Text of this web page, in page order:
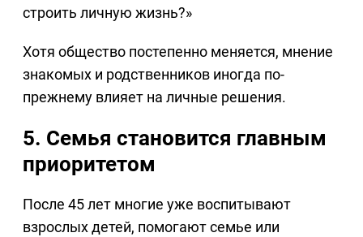
строить личную жизнь?»
Хотя общество постепенно меняется, мнение
знакомых и родственников иногда по-
прежнему влияет на личные решения.
5. Семья становится главным
приоритетом
После 45 лет многие уже воспитывают
взрослых детей, помогают семье или